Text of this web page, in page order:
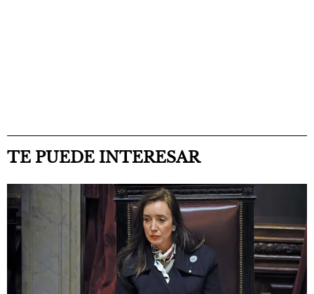
TE PUEDE INTERESAR